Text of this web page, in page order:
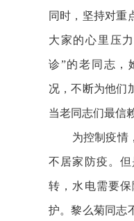
同时，坚持对重
大家的心里压力
诊”的老同志，
况，不断为他们
当老同志们最信
为控制疫情
不居家防疫。但
转，水电需要
护。黎么菊同志